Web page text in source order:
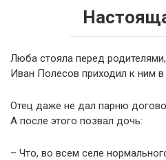
Люба стояла перед
Иван Полесов приходил к ним в
Отец даже не дал парню
А после этого позвал дочь:
– Что, во всем селе